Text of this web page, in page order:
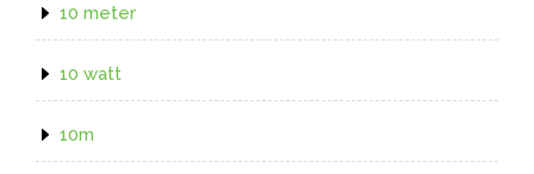
10 meter
10 watt
10m